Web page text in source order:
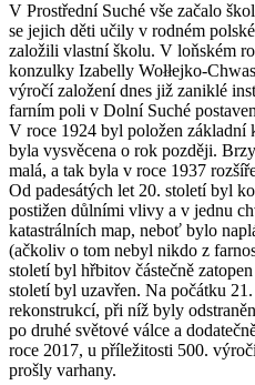
V Prostřední Suché vše začalo
se jejich děti učily v rodném
založili vlastní školu. V loňském
konzulky Izabelly Wołłejko-
výročí založení dnes již zaniklé
farním poli v Dolní Suché
V roce 1924 byl položen základní
byla vysvěcena o rok později.
malá, a tak byla v roce 1937
Od padesátých let 20. století byl
postižen důlními vlivy a v jednu
katastrálních map, neboť bylo
(ačkoliv o tom nebyl nikdo z
století byl hřbitov částečně
století byl uzavřen. Na počátku
rekonstrukcí, při níž byly
po druhé světové válce a
roce 2017, u příležitosti 500.
prošly varhany.